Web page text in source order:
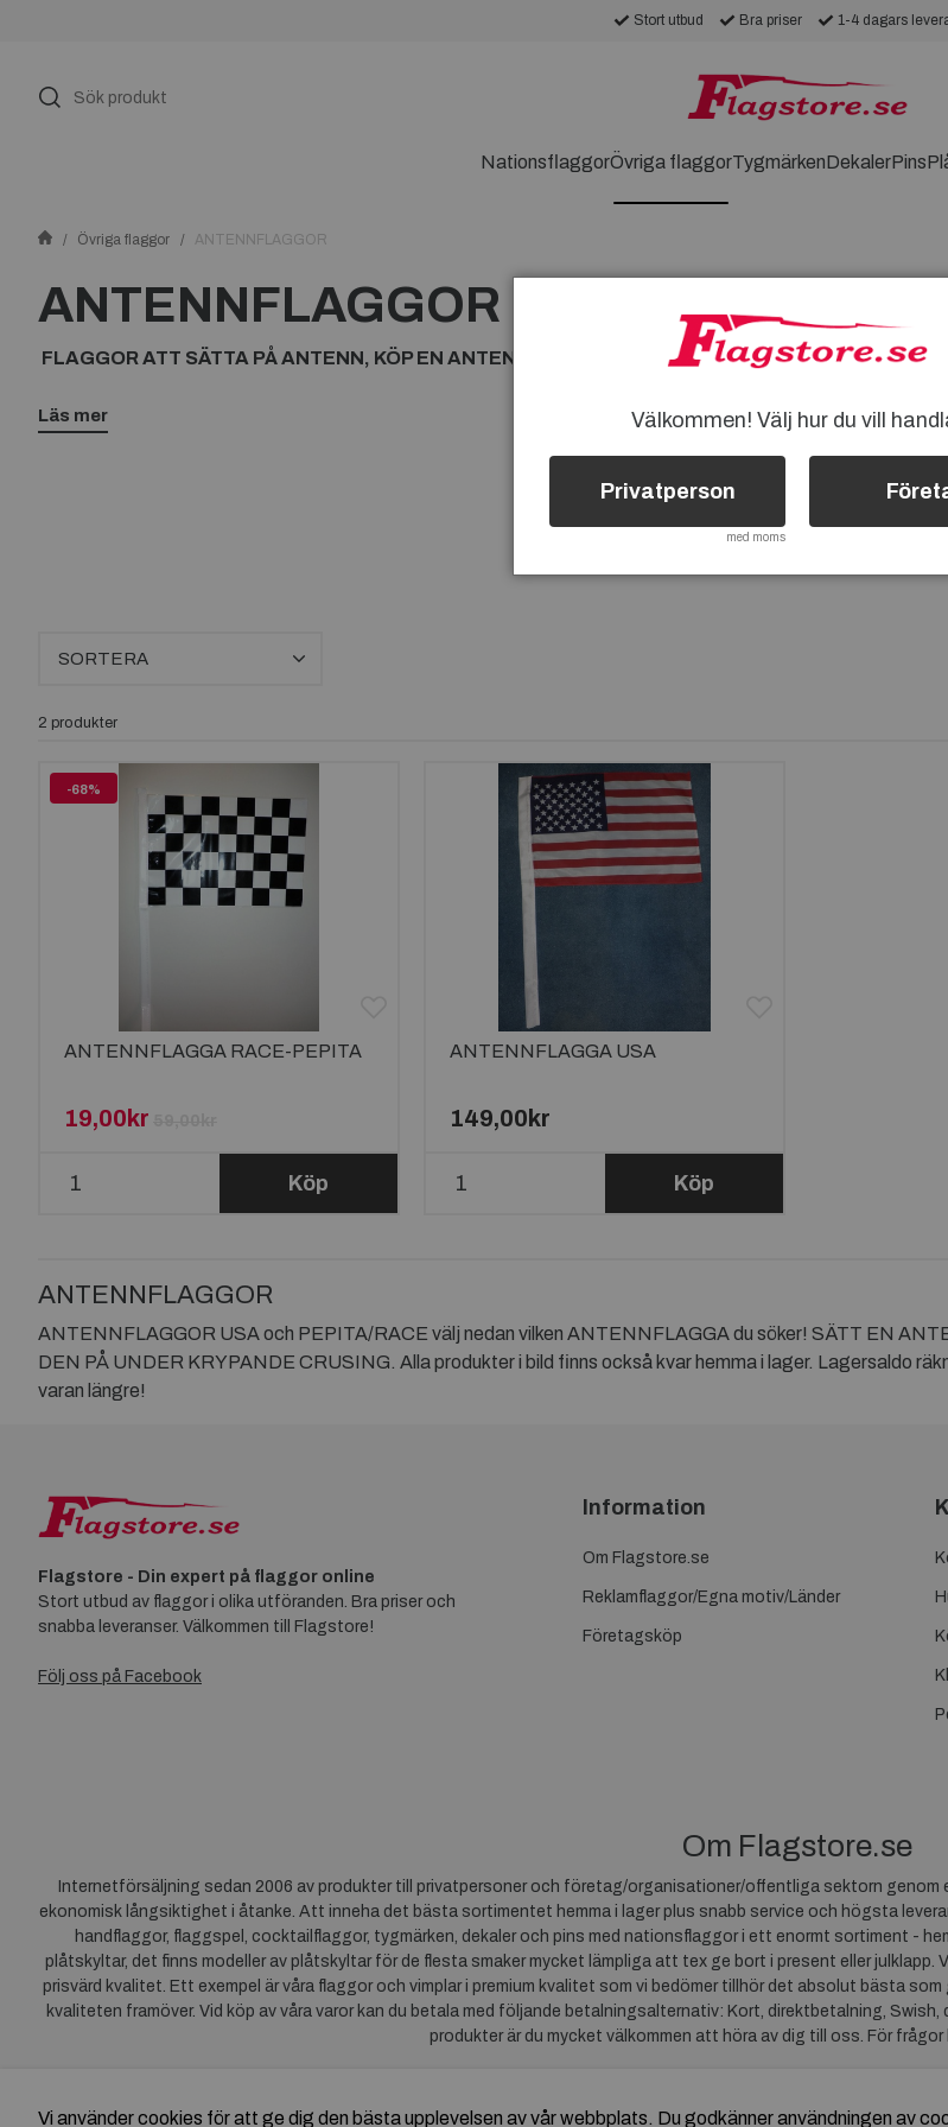
Stort utbud Bra priser 1-4 dagars
NationsflaggorÖvriga flaggorTygmärkenDekalerPins
Övriga flaggor ANTENNFLAGGOR
ANTENNFLAGGOR
FLAGGOR ATT SÄTTA PÅ ANTENN, KÖP EN ANTENNFLAGGA
Läs mer
SORTERA
2 produkter
-68%
ANTENNFLAGGA RACE-PEPITA
19,00kr
Köp
ANTENNFLAGGA USA
149,00kr
Köp
ANTENNFLAGGOR
ANTENNFLAGGOR USA och PEPITA/RACE välj nedan vilken ANTENNFLAGGA du söker! SÄTT EN
DEN PÅ UNDER KRYPANDE CRUSING. Alla produkter i bild finns också kvar hemma i lager. Lagersaldo
varan längre!
Flagstore - Din expert på flaggor online
Stort utbud av flaggor i olika utföranden. Bra priser och
snabba leveranser. Välkommen till Flagstore!
Följ oss på Facebook
Information
Om Flagstore.se
Reklamflaggor/Egna motiv/Länder
Företagsköp
Om Flagstore.se
Internetförsäljning sedan 2006 av produkter till privatpersoner och företag/organisationer/offentliga sektorn genom
ekonomisk långsiktighet i åtanke. Att inneha det bästa sortimentet hemma i lager plus snabb service och högsta
handflaggor, flaggspel, cocktailflaggor, tygmärken, dekaler och pins med nationsflaggor i ett enormt sortiment -
plåtskyltar, det finns modeller av plåtskyltar för de flesta smaker mycket lämpliga att tex ge bort i present eller julklapp.
prisvärd kvalitet. Ett exempel är våra flaggor och vimplar i premium kvalitet som vi bedömer tillhör det absolut bästa
kvaliteten framöver. Vid köp av våra varor kan du betala med följande betalningsalternativ: Kort, direktbetalning,
produkter är du mycket välkommen att höra av dig till oss. För frågor
Vi använder cookies för att ge dig den bästa upplevelsen av vår webbplats. Du godkänner användningen av
Välkommen! Välj hur du vill
Privatperson
med moms